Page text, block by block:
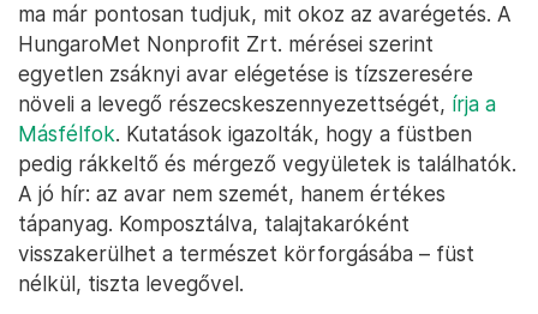
ma már pontosan tudjuk, mit okoz az avarégetés. A
HungaroMet Nonprofit Zrt. mérései szerint
egyetlen zsáknyi avar elégetése is tízszeresére
növeli a levegő részecskeszennyezettségét, írja a
Másfélfok. Kutatások igazolták, hogy a füstben
pedig rákkeltő és mérgező vegyületek is találhatók.
A jó hír: az avar nem szemét, hanem értékes
tápanyag. Komposztálva, talajtakaróként
visszakerülhet a természet körforgásába – füst
nélkül, tiszta levegővel.